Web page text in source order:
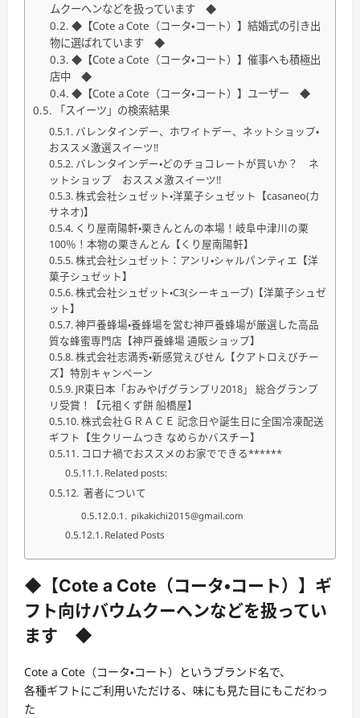
ムクーヘンなどを扱っています ◆
◆【Cote a Cote（コータ・コート）】結婚式の引き出
物に選ばれています ◆
◆【Cote a Cote（コータ・コート）】催事へも積極出
店中 ◆
◆【Cote a Cote（コータ・コート）】ユーザー ◆
「スイーツ」の検索結果
バレンタインデー、ホワイトデー、ネットショップ・
おススメ激選スイーツ!!
バレンタインデー・どのチョコレートが買いか？ ネ
ットショップ おススメ激スイーツ!!
株式会社シュゼット・洋菓子シュゼット【casaneo(カ
サネオ)】
くり屋南陽軒・栗きんとんの本場！岐阜中津川の栗
100％！本物の栗きんとん【くり屋南陽軒】
株式会社シュゼット：アンリ・シャルパンティエ【洋
菓子シュゼット】
株式会社シュゼット・C3(シーキューブ)【洋菓子シュゼ
ット】
神戸養蜂場・養蜂場を営む神戸養蜂場が厳選した高品
質な蜂蜜専門店【神戸養蜂場 通販ショップ】
株式会社志満秀・新感覚えびせん【クアトロえびチー
ズ】特別キャンペーン
JR東日本「おみやげグランプリ2018」 総合グランプ
リ受賞！【元祖くず餅 船橋屋】
株式会社ＧＲＡＣＥ 記念日や誕生日に全国冷凍配送
ギフト【生クリームつき なめらかバスチー】
コロナ禍でおススメのお家でできる******
Related posts:
著者について
pikakichi2015@gmail.com
Related Posts
◆【Cote a Cote（コータ・コート）】ギ
フト向けバウムクーヘンなどを扱ってい
ます ◆
Cote a Cote（コータ・コート）というブランド名で、
各種ギフトにご利用いただける、味にも見た目にもこだわっ
た